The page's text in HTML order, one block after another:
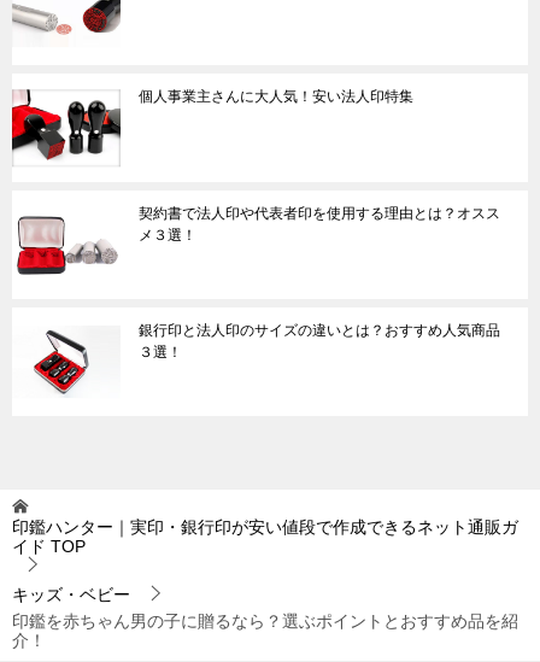
個人事業主さんに大人気！安い法人印特集
契約書で法人印や代表者印を使用する理由とは？オスス
メ３選！
銀行印と法人印のサイズの違いとは？おすすめ人気商品
３選！
印鑑ハンター｜実印・銀行印が安い値段で作成できるネット通販ガ
イド TOP
キッズ・ベビー
印鑑を赤ちゃん男の子に贈るなら？選ぶポイントとおすすめ品を紹
介！